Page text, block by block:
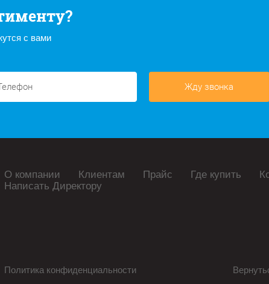
с вами
Жду звонка
О компании Клиентам Прайс Где купить
Написать Директору
Политика конфиденциальности